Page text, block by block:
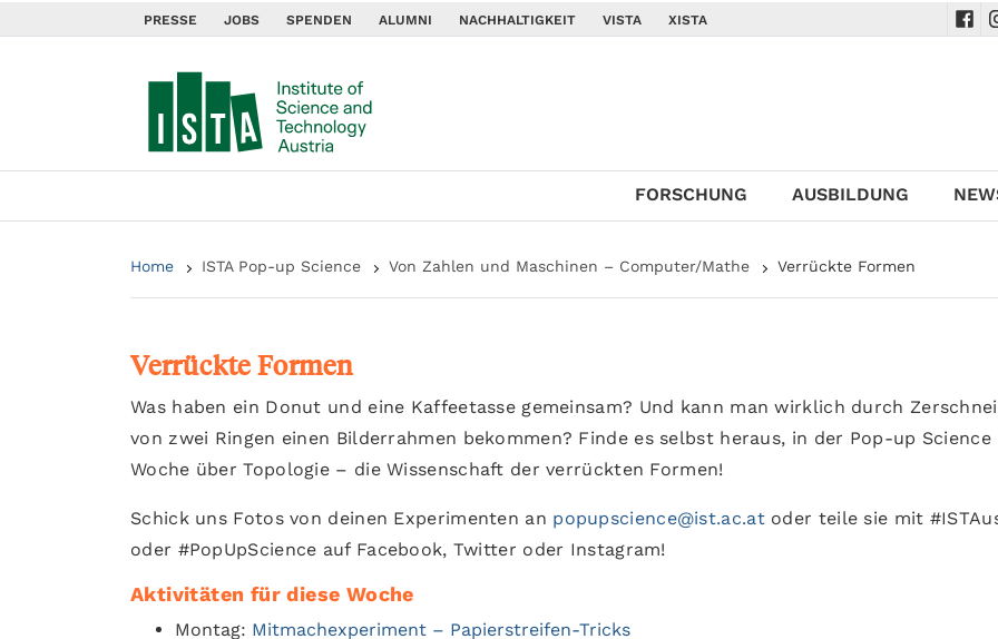
PRESSE JOBS SPENDEN ALUMNI NACHHALTIGKEIT VISTA XISTA
FORSCHUNG AUSBILDUNG
Home ISTA Pop-up Science Von Zahlen und Maschinen – Computer/Mathe Verrückte Formen
Verrückte Formen
Was haben ein Donut und eine Kaffeetasse gemeinsam? Und kann man wirklich durch
von zwei Ringen einen Bilderrahmen bekommen? Finde es selbst heraus, in der Pop-up Science
Woche über Topologie – die Wissenschaft der verrückten Formen!
Schick uns Fotos von deinen Experimenten an popupscience@ist.ac.atoder teile sie mit
oder #PopUpScience auf Facebook, Twitter oder Instagram!
Aktivitäten für diese Woche
Montag: Mitmachexperiment – Papierstreifen-Tricks